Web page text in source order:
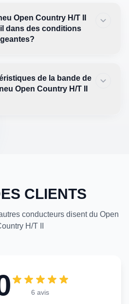
Open Country H/T II
dans des conditions
de la bande de
Open Country H/T II
CLIENTS
conducteurs disent du Open
H/T II
6 avis